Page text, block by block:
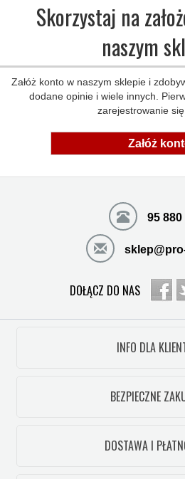
Skorzystaj na
naszym
Załóż konto w naszym sklepie i
dodane opinie i wiele innych.
zarejestrowanie
Załóż
95 880
DOŁĄCZ DO NAS
INFO DLA
BEZPIECZNE
DOSTAWA I